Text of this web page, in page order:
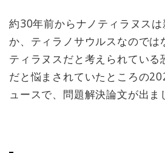
約30年前からナノティラヌス
か、ティラノサウルスなのでは
ティラヌスだと考えられている
だと悩まされていたところの
ュースで、問題解決論文が出ま